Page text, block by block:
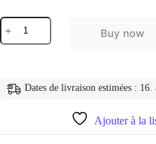
quantité
de
Cable
Super
Buy now
Dates de livraison estimées :
Ajouter à la